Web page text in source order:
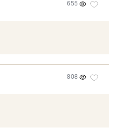
655
808